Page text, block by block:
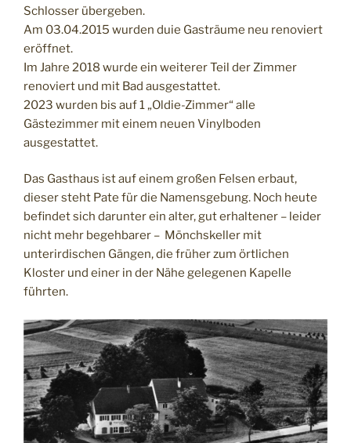
Schlosser übergeben.
Am 03.04.2015 wurden duie Gasträume neu renoviert
eröffnet.
Im Jahre 2018 wurde ein weiterer Teil der Zimmer
renoviert und mit Bad ausgestattet.
2023 wurden bis auf 1 „Oldie-Zimmer“ alle
Gästezimmer mit einem neuen Vinylboden
ausgestattet.
Das Gasthaus ist auf einem großen Felsen erbaut,
dieser steht Pate für die Namensgebung. Noch heute
befindet sich darunter ein alter, gut erhaltener – leider
nicht mehr begehbarer – Mönchskeller mit
unterirdischen Gängen, die früher zum örtlichen
Kloster und einer in der Nähe gelegenen Kapelle
führten.